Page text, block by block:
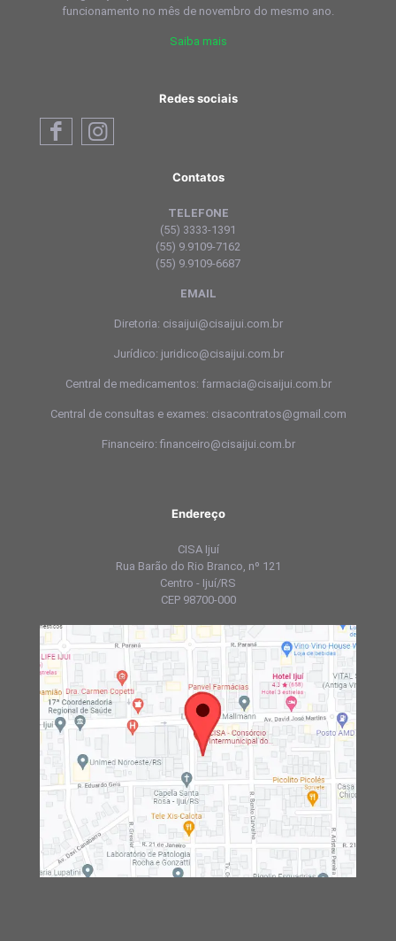
funcionamento no mês de novembro do mesmo ano.
Saiba mais
Redes sociais
Contatos
TELEFONE
(55) 3333-1391
(55) 9.9109-7162
(55) 9.9109-6687
EMAIL
Diretoria: cisaijui@cisaijui.com.br
Jurídico: juridico@cisaijui.com.br
Central de medicamentos: farmacia@cisaijui.com.br
Central de consultas e exames: cisacontratos@gmail.com
Financeiro: financeiro@cisaijui.com.br
Endereço
CISA Ijuí
Rua Barão do Rio Branco, nº 121
Centro - Ijuí/RS
CEP 98700-000